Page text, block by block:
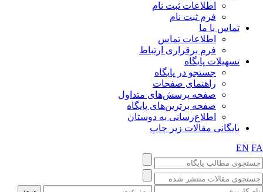
اطلاعات ثبت نام
فرم ثبت نام
تماس با ما
اطلاعات تماس
فرم برقراری ارتباط
تسهیلات پایگاه
جستجو در پایگاه
راهنمای صفحات
صفحه پرسش‌های متداول
صفحه برترین‌های پایگاه
اطلاع‌رسانی به دوستان
بایگانی مقالات زیر چاپ
EN